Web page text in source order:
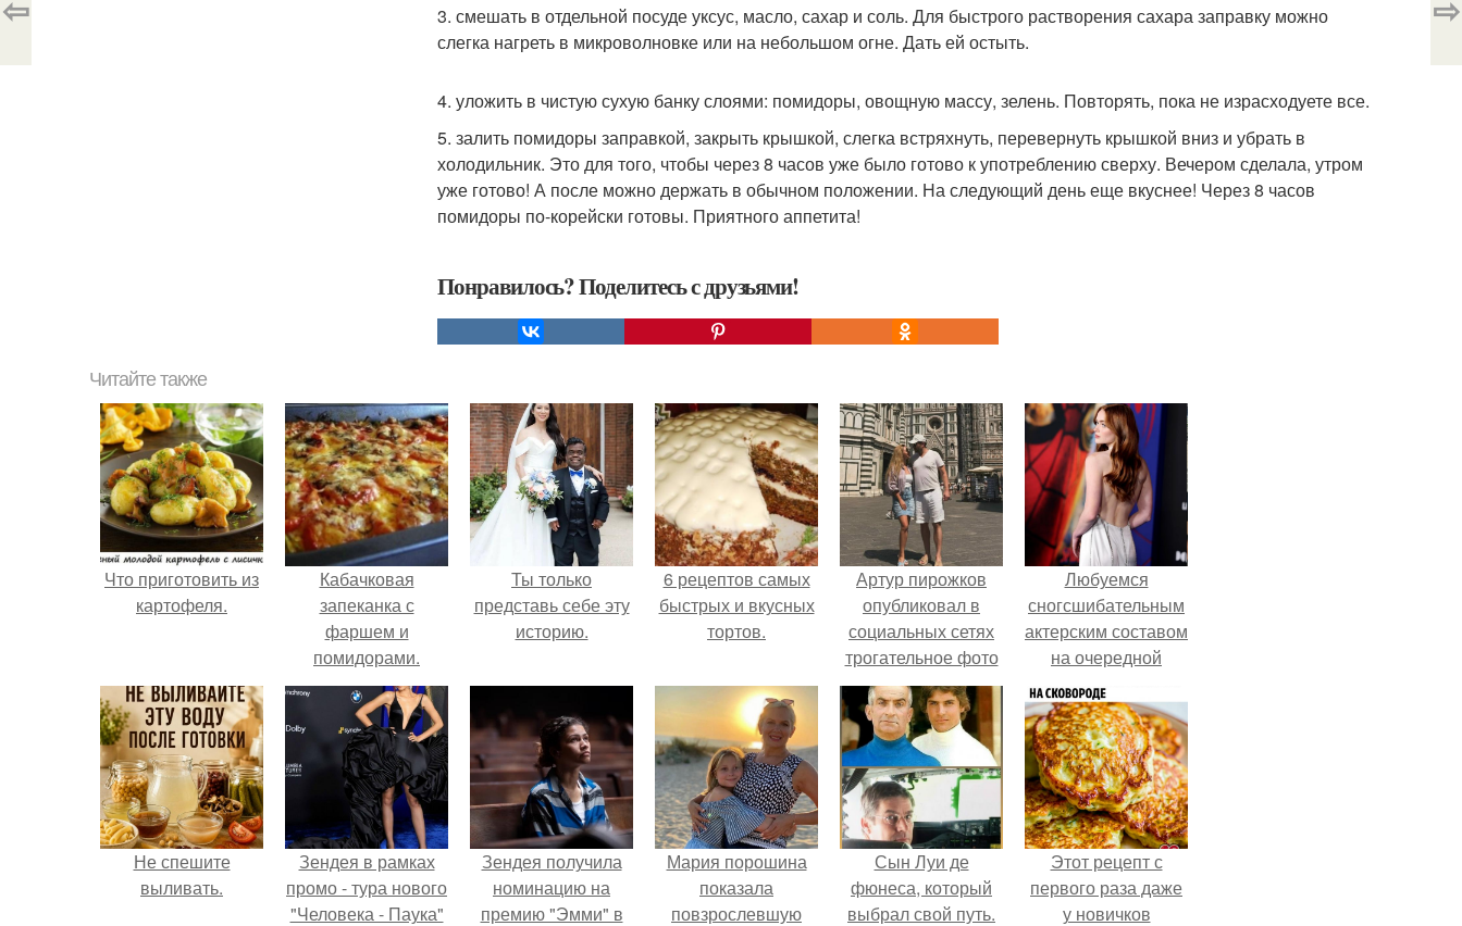
3. смешать в отдельной посуде уксус, масло, сахар и соль. Для быстрого растворения сахара заправку можно
слегка нагреть в микроволновке или на небольшом огне. Дать ей остыть.
4. уложить в чистую сухую банку слоями: помидоры, овощную массу, зелень. Повторять, пока не израсходуете все.
5. залить помидоры заправкой, закрыть крышкой, слегка встряхнуть, перевернуть крышкой вниз и убрать в
холодильник. Это для того, чтобы через 8 часов уже было готово к употреблению сверху. Вечером сделала, утром
уже готово! А после можно держать в обычном положении. На следующий день еще вкуснее! Через 8 часов
помидоры по-корейски готовы. Приятного аппетита!
Понравилось? Поделитесь с друзьями!
Читайте также
Что приготовить из
картофеля.
Кабачковая
запеканка с
фаршем и
помидорами.
Ты только
представь себе эту
историю.
6 рецептов самых
быстрых и вкусных
тортов.
Артур пирожков
опубликовал в
социальных сетях
трогательное фото
с супругой
Анжеликой,
сделанное во
время их недавнего
путешествия в
Италию.
Любуемся
сногсшибательным
актерским составом
на очередной
премьере нового
человека - паука.
Не спешите
выливать.
Зендея в рамках
промо - тура нового
"Человека - Паука"
Зендея получила
номинацию на
премию "Эмми" в
Мария порошина
показала
повзрослевшую
Сын Луи де
фюнеса, который
выбрал свой путь.
Этот рецепт с
первого раза даже
у новичков